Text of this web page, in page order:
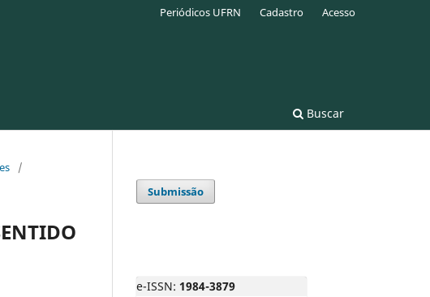
Buscar
Periódicos UFRN Cadastro Acesso
/
Submissão
e-ISSN: 1984-3879